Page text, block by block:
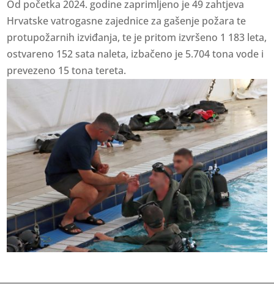
Od početka 2024. godine zaprimljeno je 49 zahtjeva
Hrvatske vatrogasne zajednice za gašenje požara te
protupožarnih izviđanja, te je pritom izvršeno 1 183 leta,
ostvareno 152 sata naleta, izbačeno je 5.704 tona vode i
prevezeno 15 tona tereta.